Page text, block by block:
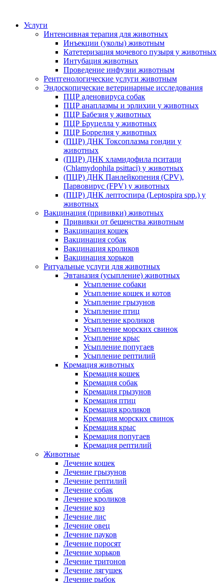
Услуги
Интенсивная терапия для животных
Инъекции (уколы) животным
Катетеризация мочевого пузыря у животных
Интубация животных
Проведение инфузии животным
Рентгенологические услуги животным
Эндоскопические ветеринарные исследования
ПЦР аденовируса собак
ПЦР анаплазмы и эрлихии у животных
ПЦР Бабезия у животных
ПЦР Бруцелла у животных
ПЦР Боррелия у животных
(ПЦР) ДНК Токсоплазма гондии у
животных
(ПЦР) ДНК хламидофила пситаци
(Chlamydophila psittaci) у животных
(ПЦР) ДНК Панлейкопения (CPV),
Парвовирус (FPV) у животных
(ПЦР) ДНК лептоспира (Leptospira spp.) у
животных
Вакцинация (прививки) животных
Прививки от бешенства животным
Вакцинация кошек
Вакцинация собак
Вакцинация кроликов
Вакцинация хорьков
Ритуальные услуги для животных
Эвтаназия (усыпление) животных
Усыпление собаки
Усыпление кошек и котов
Усыпление грызунов
Усыпление птиц
Усыпление кроликов
Усыпление морских свинок
Усыпление крыс
Усыпление попугаев
Усыпление рептилий
Кремация животных
Кремация кошек
Кремация собак
Кремация грызунов
Кремация птиц
Кремация кроликов
Кремация морских свинок
Кремация крыс
Кремация попугаев
Кремация рептилий
Животные
Лечение кошек
Лечение грызунов
Лечение рептилий
Лечение собак
Лечение кроликов
Лечение коз
Лечение лис
Лечение овец
Лечение пауков
Лечение поросят
Лечение хорьков
Лечение тритонов
Лечение лягушек
Лечение рыбок